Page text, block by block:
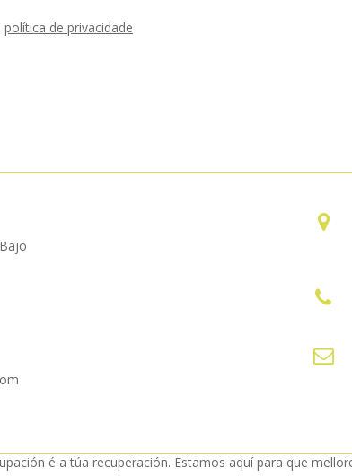
política de privacidade
é a túa recuperación. Estamos aquí para que